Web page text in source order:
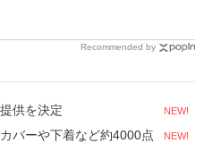
Recommended by
供を決定 NEW!
バーや下着など約4000点
NEW!